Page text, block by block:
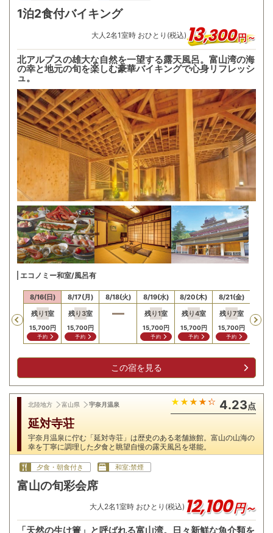
1泊2食付バイキング
大人 2名1室時 おひとり(税込)13,300円～
北アルプスの雄大な自然を一望する露天風呂。富山湾の海
の幸と地元の旬を楽しむ豪華バイキングで心身リフレッシ
ュ。
エコノミー和室/風呂有
Previous
8/16(日)
残り1室
15,700円
予約
8/17(月)
残り3室
15,700円
予約
8/18(火)
8/19(水)
残り1室
15,700円
予約
8/20(木)
残り4室
15,700円
予約
8/21(金)
残り7室
15,700円
予約
この宿を見る
北陸地方 富山県 宇奈月温泉 4.23点
延対寺荘
宇奈月温泉に佇む「延対寺荘」は歴史のある老舗旅館。富山の山海の
幸を丁寧に調理した夕食と眺望自慢の露天風呂を堪能。
夕食・朝食付き 和室:禁煙
富山の旬彩会席
大人 2名1室時 おひとり(税込) 12,100円～
「天然の生け簀」と呼ばれる富山湾。日々新鮮な魚介類を